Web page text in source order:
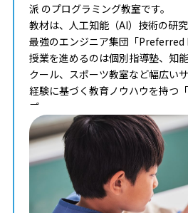
派 のプログラミング教室です。
教材は、人工知能（AI）技術の研
最強のエンジニア集団「Preferred
授業を進めるのは個別指導塾、知
クール、スポーツ教室など幅広い
経験に基づく教育ノウハウを持つ
プ」。
タイピングからコンピュータサイ
教材を使って、一人ひとりのペース
別最適化レッスンでプログラミン
まずはお気軽に無料体験授業にご
料金やカリキュラムなどに関して